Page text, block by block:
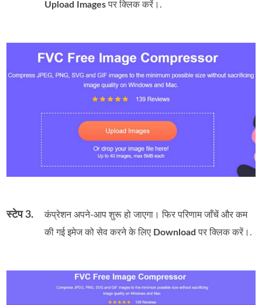
Upload Imagesपर क्लिक करें।.
स्टेप 3.
कंप्रेशन अपने‑आप शुरू हो जाएगा। फिर परिणाम जाँचें और कम
की गई इमेज को सेव करने के लिए Download पर क्लिक करें।.